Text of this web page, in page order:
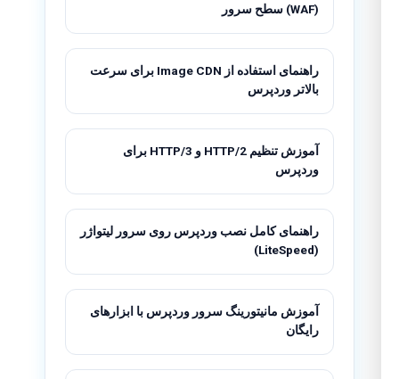
(WAF) سطح سرور
راهنمای استفاده از Image CDN برای سرعت
بالاتر وردپرس
آموزش تنظیم HTTP/2 و HTTP/3 برای
وردپرس
راهنمای کامل نصب وردپرس روی سرور لیتواژر
(LiteSpeed)
آموزش مانیتورینگ سرور وردپرس با ابزارهای
رایگان